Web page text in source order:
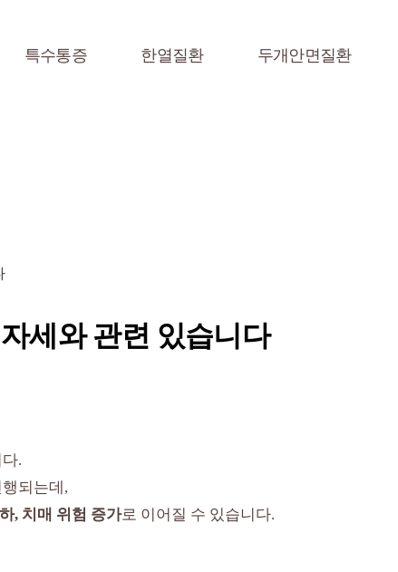
특수통증 한열질환 두개안면질환
세와 관련 있습니다
.
되는데,
, 치매 위험 증가로 이어질 수 있습니다.